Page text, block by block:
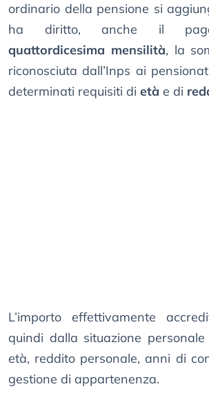
ordinario della pensione si
ha diritto, anche il
quattordicesima mensilità, la
riconosciuta dall’Inps ai
determinati requisiti di età e di
L’importo effettivamente
quindi dalla situazione
età, reddito personale, anni di
gestione di appartenenza.